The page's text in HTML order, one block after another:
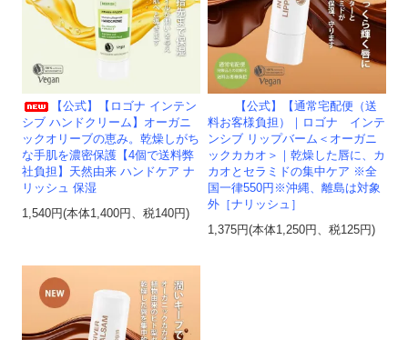
【公式】【ロゴナ インテン
シブ ハンドクリーム】オーガニ
ックオリーブの恵み。乾燥しがち
な手肌を濃密保護【4個で送料弊
社負担】天然由来 ハンドケア ナ
リッシュ 保湿
1,540円(本体1,400円、税140円)
【公式】【通常宅配便（送
料お客様負担）｜ロゴナ インテ
ンシブ リップバーム＜オーガニ
ックカカオ＞｜乾燥した唇に、カ
カオとセラミドの集中ケア ※全
国一律550円※沖縄、離島は対象
外［ナリッシュ］
1,375円(本体1,250円、税125円)